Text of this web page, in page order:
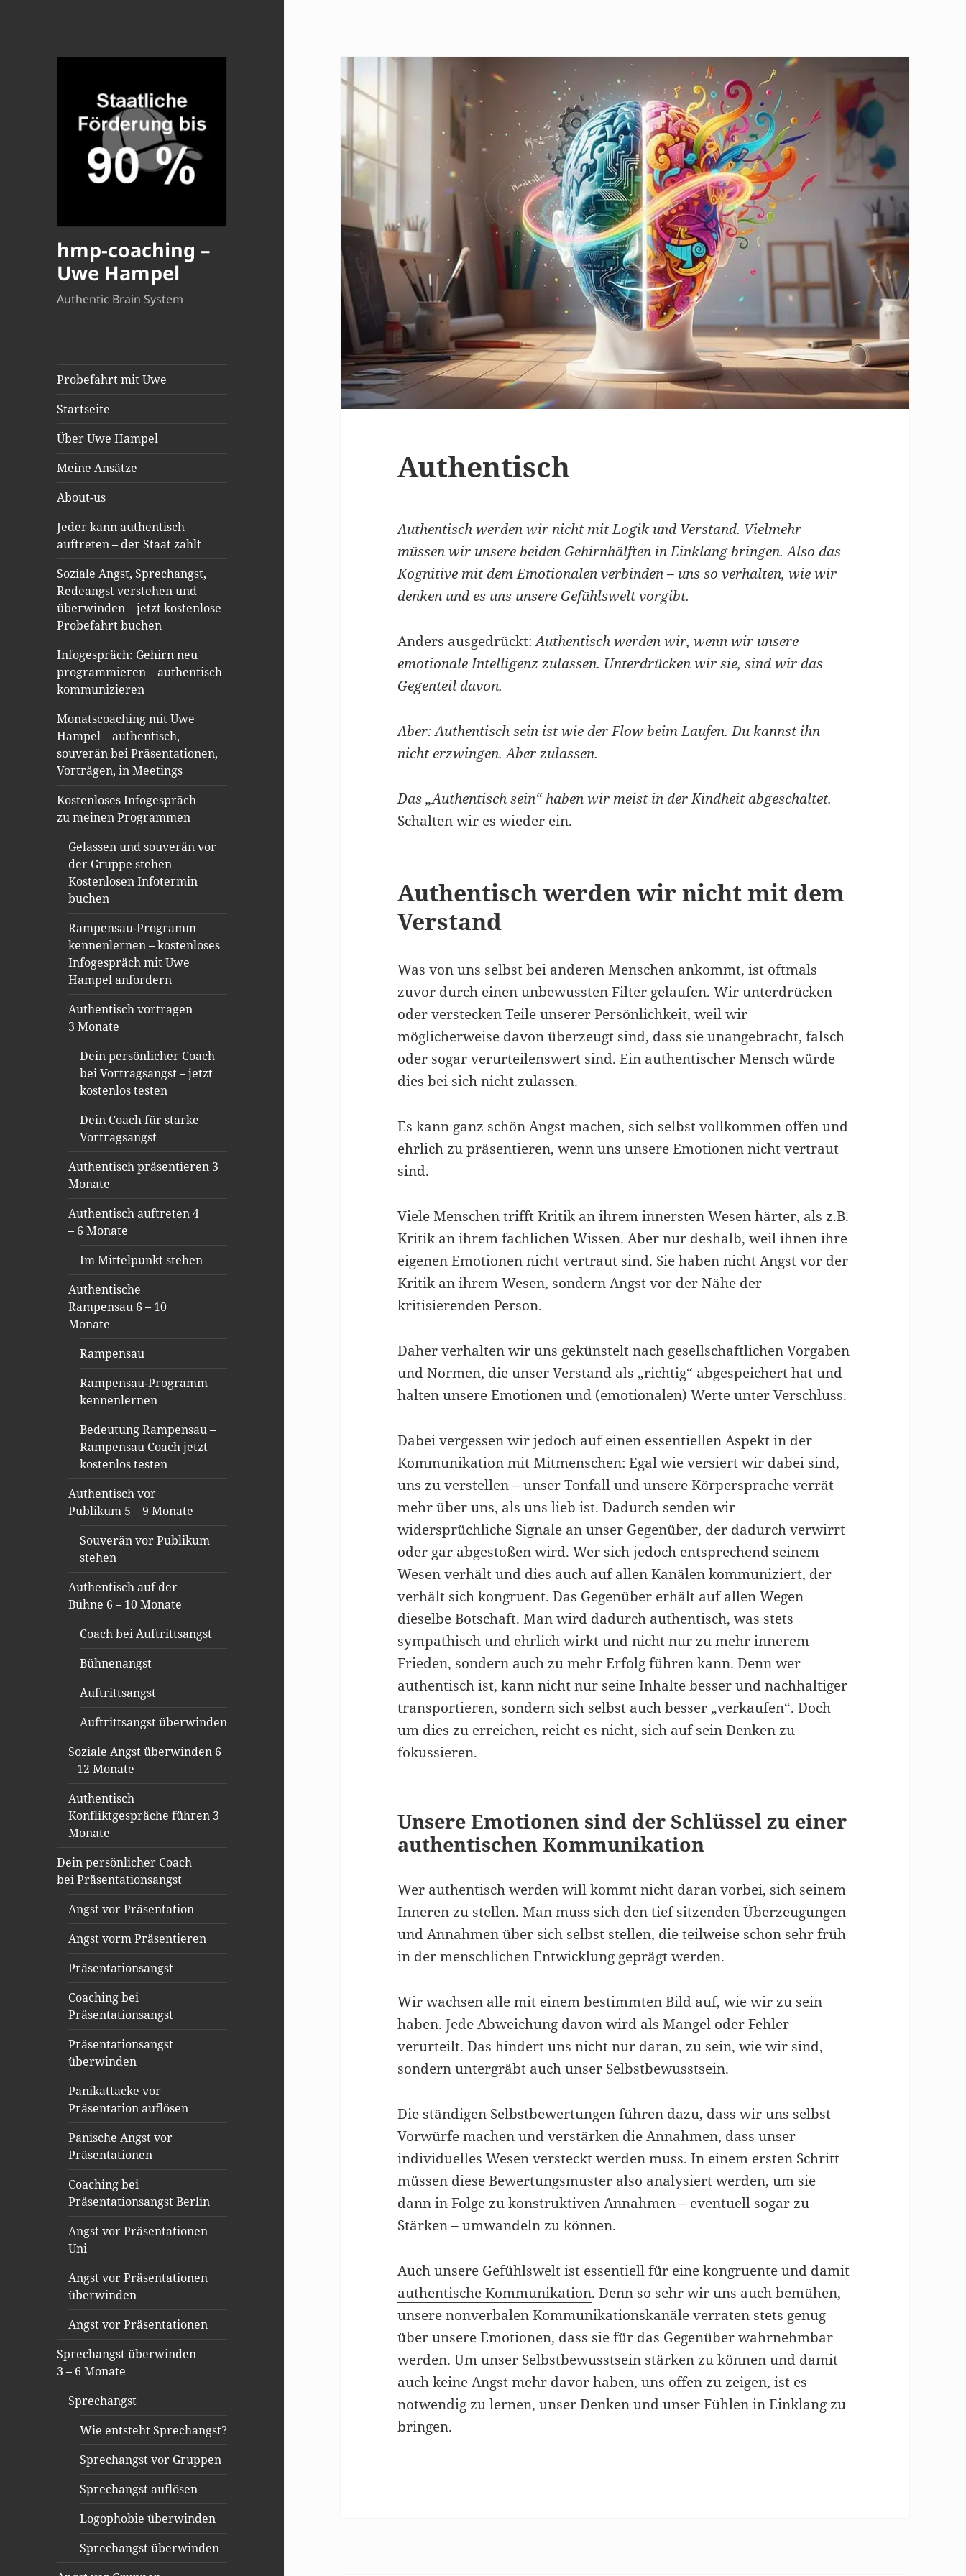
hmp-coaching –
Uwe Hampel
Authentic Brain System
Probefahrt mit Uwe
Startseite
Über Uwe Hampel
Meine Ansätze
About-us
Jeder kann authentisch
auftreten – der Staat zahlt
Soziale Angst, Sprechangst,
Redeangst verstehen und
überwinden – jetzt kostenlose
Probefahrt buchen
Infogespräch: Gehirn neu
programmieren – authentisch
kommunizieren
Monatscoaching mit Uwe
Hampel – authentisch,
souverän bei Präsentationen,
Vorträgen, in Meetings
Kostenloses Infogespräch
zu meinen Programmen
Gelassen und souverän vor
der Gruppe stehen |
Kostenlosen Infotermin
buchen
Rampensau-Programm
kennenlernen – kostenloses
Infogespräch mit Uwe
Hampel anfordern
Authentisch vortragen
3 Monate
Dein persönlicher Coach
bei Vortragsangst – jetzt
kostenlos testen
Dein Coach für starke
Vortragsangst
Authentisch präsentieren 3
Monate
Authentisch auftreten 4
– 6 Monate
Im Mittelpunkt stehen
Authentische
Rampensau 6 – 10
Monate
Rampensau
Rampensau-Programm
kennenlernen
Bedeutung Rampensau –
Rampensau Coach jetzt
kostenlos testen
Authentisch vor
Publikum 5 – 9 Monate
Souverän vor Publikum
stehen
Authentisch auf der
Bühne 6 – 10 Monate
Coach bei Auftrittsangst
Bühnenangst
Auftrittsangst
Auftrittsangst überwinden
Soziale Angst überwinden 6
– 12 Monate
Authentisch
Konfliktgespräche führen 3
Monate
Dein persönlicher Coach
bei Präsentationsangst
Angst vor Präsentation
Angst vorm Präsentieren
Präsentationsangst
Coaching bei
Präsentationsangst
Präsentationsangst
überwinden
Panikattacke vor
Präsentation auflösen
Panische Angst vor
Präsentationen
Coaching bei
Präsentationsangst Berlin
Angst vor Präsentationen
Uni
Angst vor Präsentationen
überwinden
Angst vor Präsentationen
Sprechangst überwinden
3 – 6 Monate
Sprechangst
Wie entsteht Sprechangst?
Sprechangst vor Gruppen
Sprechangst auflösen
Logophobie überwinden
Sprechangst überwinden
Authentisch
Authentisch werden wir nicht mit Logik und Verstand. Vielmehr
müssen wir unsere beiden Gehirnhälften in Einklang bringen. Also das
Kognitive mit dem Emotionalen verbinden – uns so verhalten, wie wir
denken und es uns unsere Gefühlswelt vorgibt.
Anders ausgedrückt:Authentisch werden wir, wenn wir unsere
emotionale Intelligenz zulassen. Unterdrücken wir sie, sind wir das
Gegenteil davon.
Aber: Authentisch sein ist wie der Flow beim Laufen. Du kannst ihn
nicht erzwingen. Aber zulassen.
Das „Authentisch sein“ haben wir meist in der Kindheit abgeschaltet.
Schalten wir es wieder ein.
Authentisch werden wir nicht mit dem
Verstand
Was von uns selbst bei anderen Menschen ankommt, ist oftmals
zuvor durch einen unbewussten Filter gelaufen. Wir unterdrücken
oder verstecken Teile unserer Persönlichkeit, weil wir
möglicherweise davon überzeugt sind, dass sie unangebracht, falsch
oder sogar verurteilenswert sind. Ein authentischer Mensch würde
dies bei sich nicht zulassen.
Es kann ganz schön Angst machen, sich selbst vollkommen offen und
ehrlich zu präsentieren, wenn uns unsere Emotionen nicht vertraut
sind.
Viele Menschen trifft Kritik an ihrem innersten Wesen härter, als z.B.
Kritik an ihrem fachlichen Wissen. Aber nur deshalb, weil ihnen ihre
eigenen Emotionen nicht vertraut sind. Sie haben nicht Angst vor der
Kritik an ihrem Wesen, sondern Angst vor der Nähe der
kritisierenden Person.
Daher verhalten wir uns gekünstelt nach gesellschaftlichen Vorgaben
und Normen, die unser Verstand als „richtig“ abgespeichert hat und
halten unsere Emotionen und (emotionalen) Werte unter Verschluss.
Dabei vergessen wir jedoch auf einen essentiellen Aspekt in der
Kommunikation mit Mitmenschen: Egal wie versiert wir dabei sind,
uns zu verstellen – unser Tonfall und unsere Körpersprache verrät
mehr über uns, als uns lieb ist. Dadurch senden wir
widersprüchliche Signale an unser Gegenüber, der dadurch verwirrt
oder gar abgestoßen wird. Wer sich jedoch entsprechend seinem
Wesen verhält und dies auch auf allen Kanälen kommuniziert, der
verhält sich kongruent. Das Gegenüber erhält auf allen Wegen
dieselbe Botschaft. Man wird dadurch authentisch, was stets
sympathisch und ehrlich wirkt und nicht nur zu mehr innerem
Frieden, sondern auch zu mehr Erfolg führen kann. Denn wer
authentisch ist, kann nicht nur seine Inhalte besser und nachhaltiger
transportieren, sondern sich selbst auch besser „verkaufen“. Doch
um dies zu erreichen, reicht es nicht, sich auf sein Denken zu
fokussieren.
Unsere Emotionen sind der Schlüssel zu einer
authentischen Kommunikation
Wer authentisch werden will kommt nicht daran vorbei, sich seinem
Inneren zu stellen. Man muss sich den tief sitzenden Überzeugungen
und Annahmen über sich selbst stellen, die teilweise schon sehr früh
in der menschlichen Entwicklung geprägt werden.
Wir wachsen alle mit einem bestimmten Bild auf, wie wir zu sein
haben. Jede Abweichung davon wird als Mangel oder Fehler
verurteilt. Das hindert uns nicht nur daran, zu sein, wie wir sind,
sondern untergräbt auch unser Selbstbewusstsein.
Die ständigen Selbstbewertungen führen dazu, dass wir uns selbst
Vorwürfe machen und verstärken die Annahmen, dass unser
individuelles Wesen versteckt werden muss. In einem ersten Schritt
müssen diese Bewertungsmuster also analysiert werden, um sie
dann in Folge zu konstruktiven Annahmen – eventuell sogar zu
Stärken – umwandeln zu können.
Auch unsere Gefühlswelt ist essentiell für eine kongruente und damit
authentische Kommunikation. Denn so sehr wir uns auch bemühen,
unsere nonverbalen Kommunikationskanäle verraten stets genug
über unsere Emotionen, dass sie für das Gegenüber wahrnehmbar
werden. Um unser Selbstbewusstsein stärken zu können und damit
auch keine Angst mehr davor haben, uns offen zu zeigen, ist es
notwendig zu lernen, unser Denken und unser Fühlen in Einklang zu
bringen.